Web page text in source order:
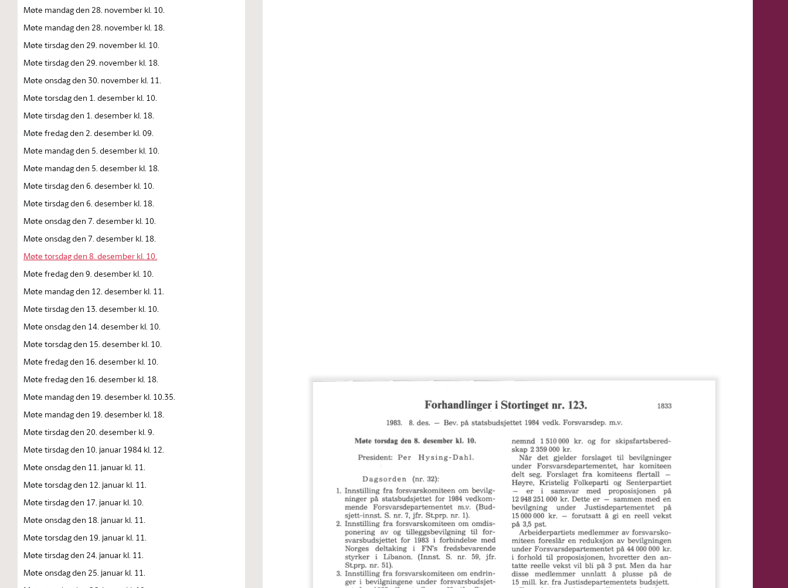
Møte mandag den 28. november kl. 10.
Møte mandag den 28. november kl. 18.
Møte tirsdag den 29. november kl. 10.
Møte tirsdag den 29. november kl. 18.
Møte onsdag den 30. november kl. 11.
Møte torsdag den 1. desember kl. 10.
Møte tirsdag den 1. desember kl. 18.
Møte fredag den 2. desember kl. 09.
Møte mandag den 5. desember kl. 10.
Møte mandag den 5. desember kl. 18.
Møte tirsdag den 6. desember kl. 10.
Møte tirsdag den 6. desember kl. 18.
Møte onsdag den 7. desember kl. 10.
Møte onsdag den 7. desember kl. 18.
Møte torsdag den 8. desember kl. 10.
Møte fredag den 9. desember kl. 10.
Møte mandag den 12. desember kl. 11.
Møte tirsdag den 13. desember kl. 10.
Møte onsdag den 14. desember kl. 10.
Møte torsdag den 15. desember kl. 10.
Møte fredag den 16. desember kl. 10.
Møte fredag den 16. desember kl. 18.
Møte mandag den 19. desember kl. 10.35.
Møte mandag den 19. desember kl. 18.
Møte tirsdag den 20. desember kl. 9.
Møte tirsdag den 10. januar 1984 kl. 12.
Møte onsdag den 11. januar kl. 11.
Møte torsdag den 12. januar kl. 11.
Møte tirsdag den 17. januar kl. 10.
Møte onsdag den 18. januar kl. 11.
Møte torsdag den 19. januar kl. 11.
Møte tirsdag den 24. januar kl. 11.
Møte onsdag den 25. januar kl. 11.